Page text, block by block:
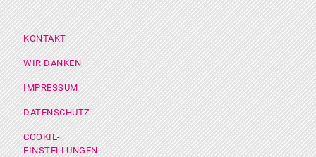
Footer Menü
KONTAKT
WIR DANKEN
IMPRESSUM
DATENSCHUTZ
COOKIE-
EINSTELLUNGEN